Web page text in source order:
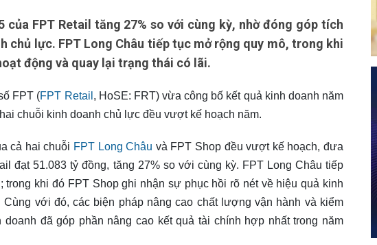
của FPT Retail tăng 27% so với cùng kỳ, nhờ đóng góp tích
chủ lực. FPT Long Châu tiếp tục mở rộng quy mô, trong khi
động và quay lại trạng thái có lãi.
FPT (FPT Retail , HoSE: FRT) vừa công bố kết quả kinh doanh năm
chuỗi kinh doanh chủ lực đều vượt kế hoạch năm.
cả hai chuỗi FPT Long Châu và FPT Shop đều vượt kế hoạch, đưa
đạt 51.083 tỷ đồng, tăng 27% so với cùng kỳ. FPT Long Châu tiếp
khi đó FPT Shop ghi nhận sự phục hồi rõ nét về hiệu quả kinh
với đó, các biện pháp nâng cao chất lượng vận hành và kiểm
đã góp phần nâng cao kết quả tài chính hợp nhất trong năm